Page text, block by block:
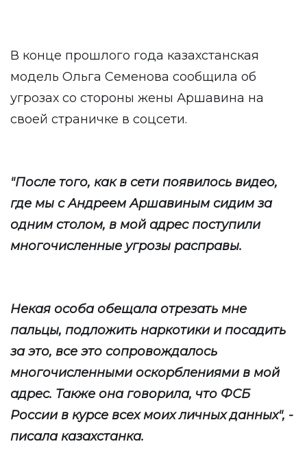
В конце прошлого года казахстанская
модель Ольга Семенова сообщила об
угрозах со стороны жены Аршавина на
своей страничке в соцсети.
"После того, как в сети появилось видео,
где мы с Андреем Аршавиным сидим за
одним столом, в мой адрес поступили
многочисленные угрозы расправы.
Некая особа обещала отрезать мне
пальцы, подложить наркотики и посадить
за это, все это сопровождалось
многочисленными оскорблениями в мой
адрес. Также она говорила, что ФСБ
России в курсе всех моих личных данных", -
писала казахстанка.